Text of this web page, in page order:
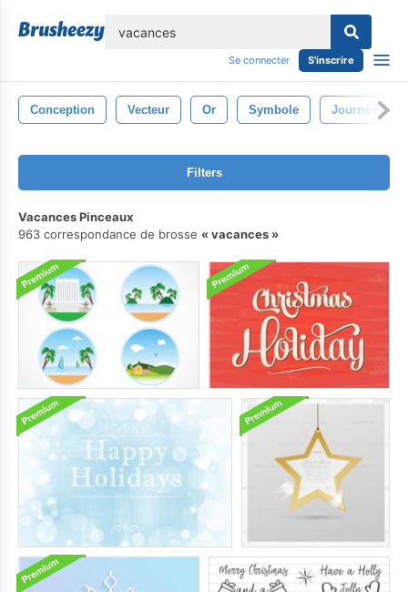
Se connecter S'inscrire
Conception Vecteur Or Symbole Journée
Filters
Vacances Pinceaux
963 correspondance de brosse
vacances